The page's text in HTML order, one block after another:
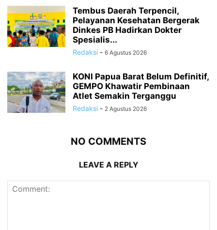
Tembus Daerah Terpencil,
Pelayanan Kesehatan Bergerak
Dinkes PB Hadirkan Dokter
Spesialis...
Redaksi - 6 Agustus 2026
KONI Papua Barat Belum Definitif,
GEMPO Khawatir Pembinaan
Atlet Semakin Terganggu
Redaksi - 2 Agustus 2026
NO COMMENTS
LEAVE A REPLY